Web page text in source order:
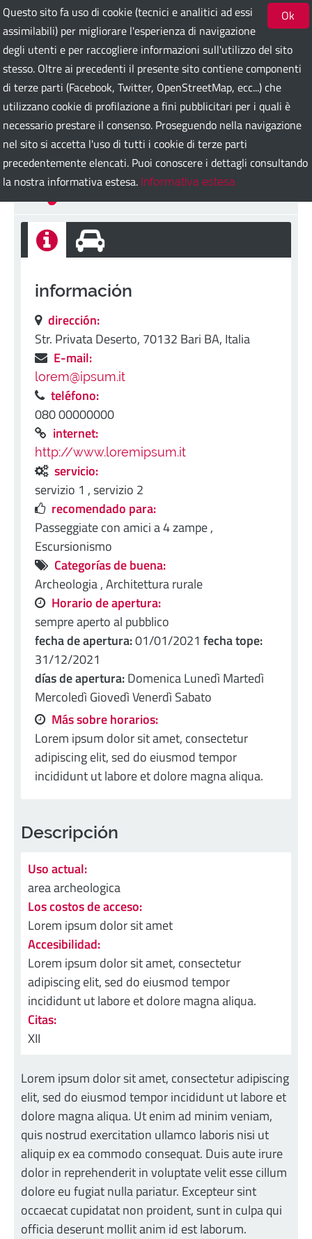
Ok
Questo sito fa uso di cookie (tecnici e analitici ad essi
assimilabili) per migliorare l'esperienza di navigazione
degli utenti e per raccogliere informazioni sull'utilizzo del sito
stesso. Oltre ai precedenti il presente sito contiene componenti
di terze parti (Facebook, Twitter, OpenStreetMap, ecc...) che
utilizzano cookie di profilazione a fini pubblicitari per i quali è
necessario prestare il consenso. Proseguendo nella navigazione
nel sito si accetta l'uso di tutti i cookie di terze parti
precedentemente elencati. Puoi conoscere i dettagli consultando
la nostra informativa estesa. Informativa estesa
Bari Guest Card
ITA ENG DEU SPA FRA RUS
Lorem ipsum
información
dirección:
Str. Privata Deserto, 70132 Bari BA, Italia
E-mail:
lorem@ipsum.it
teléfono:
080 00000000
internet:
http://www.loremipsum.it
servicio:
servizio 1 ,servizio 2
recomendado para:
Passeggiate con amici a 4 zampe ,
Escursionismo
Categorías de buena:
Archeologia ,Architettura rurale
Horario de apertura:
sempre aperto al pubblico
fecha de apertura:01/01/2021 fecha tope:
31/12/2021
días de apertura:Domenica Lunedì Martedì
Mercoledì Giovedì Venerdì Sabato
Más sobre horarios:
Lorem ipsum dolor sit amet, consectetur
adipiscing elit, sed do eiusmod tempor
incididunt ut labore et dolore magna aliqua.
Descripción
Uso actual:
area archeologica
Los costos de acceso:
Lorem ipsum dolor sit amet
Accesibilidad:
Lorem ipsum dolor sit amet, consectetur
adipiscing elit, sed do eiusmod tempor
incididunt ut labore et dolore magna aliqua.
Citas:
XII
Lorem ipsum dolor sit amet, consectetur adipiscing
elit, sed do eiusmod tempor incididunt ut labore et
dolore magna aliqua. Ut enim ad minim veniam,
quis nostrud exercitation ullamco laboris nisi ut
aliquip ex ea commodo consequat. Duis aute irure
dolor in reprehenderit in voluptate velit esse cillum
dolore eu fugiat nulla pariatur. Excepteur sint
occaecat cupidatat non proident, sunt in culpa qui
officia deserunt mollit anim id est laborum.